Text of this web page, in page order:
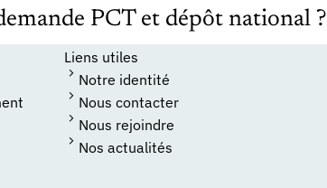
PCT et dépôt national ?
Liens utiles
Notre identité
Nous contacter
Nous rejoindre
Nos actualités